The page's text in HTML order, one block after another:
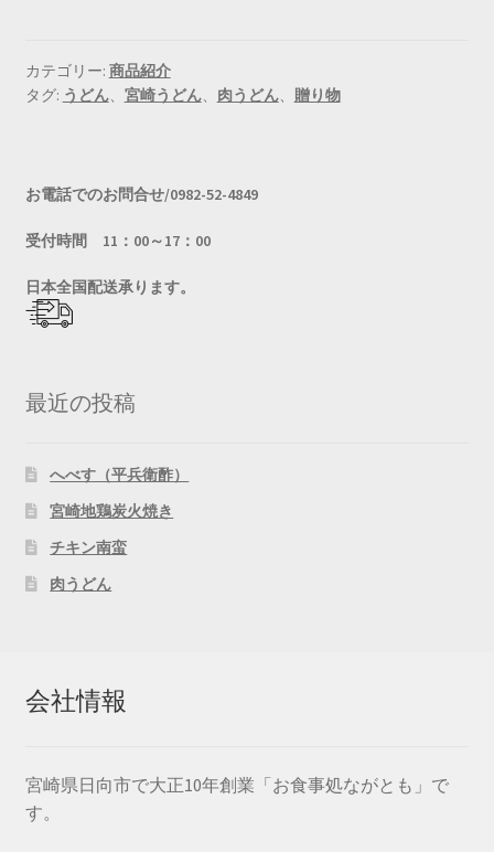
カテゴリー: 商品紹介
タグ: うどん、 宮崎うどん、 肉うどん、 贈り物
お電話でのお問合せ/0982-52-4849
受付時間 11：00～17：00
日本全国配送承ります。
最近の投稿
へべす（平兵衛酢）
宮崎地鶏炭火焼き
チキン南蛮
肉うどん
会社情報
宮崎県日向市で大正10年創業「お食事処ながとも」で
す。